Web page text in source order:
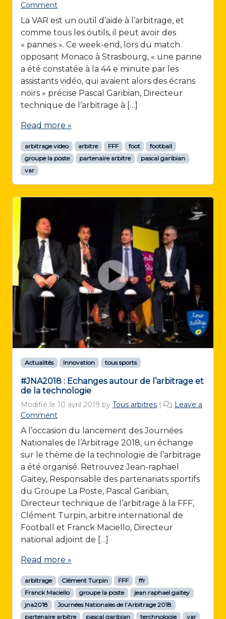
Comment
La VAR est un outil d’aide à l’arbitrage, et
comme tous les outils, il peut avoir des
« pannes ». Ce week-end, lors du match
opposant Monaco à Strasbourg, « une panne
a été constatée à la 44 e minute par les
assistants vidéo, qui avaient alors des écrans
noirs » précise Pascal Garibian, Directeur
technique de l’arbitrage à […]
Read more »
arbitrage video arbitre FFF foot
football
groupe la poste
partenaire arbitre
pascal garibian
var
Actualités Innovation tous sports
#JNA2018 : Echanges autour de l’arbitrage et
de la technologie
Modifié le 10 avril 2019 by Tous arbitres |
Leave a
Comment
A l’occasion du lancement des Journées
Nationales de l’Arbitrage 2018, un échange
sur le thème de la technologie de l’arbitrage
a été organisé. Retrouvez Jean-raphael
Gaitey, Responsable des partenariats sportifs
du Groupe La Poste, Pascal Garibian,
Directeur technique de l’arbitrage à la FFF,
Clément Turpin, arbitre international de
Football et Franck Maciello, Directeur
national adjoint de […]
Read more »
arbitrage Clément Turpin FFF
ffr
Franck Maciello
groupe la poste
jean raphael gaitey
jna2018
Journées Nationales de l’Arbitrage 2018
partenaire arbitre
pascal garibian terchnologie var